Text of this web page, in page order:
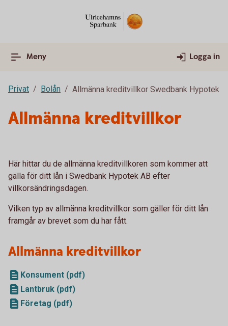
Meny Logga in
Privat Bolån Allmänna kreditvillkor Swedbank Hypotek
Allmänna kreditvillkor
Här hittar du de allmänna kreditvillkoren som kommer att
gälla för ditt lån i Swedbank Hypotek AB efter
villkorsändringsdagen.
Vilken typ av allmänna kreditvillkor som gäller för ditt lån
framgår av brevet som du har fått.
Allmänna kreditvillkor
Konsument (pdf)
Lantbruk (pdf)
Företag (pdf)